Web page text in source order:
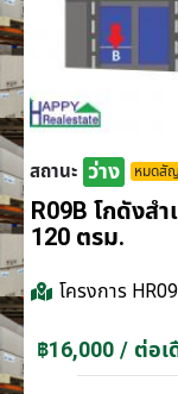
สถานะ ว่าง หมดสั
R09B โกดังสำ
120 ตรม.
โครงการ
฿16,000 / ต่อเ